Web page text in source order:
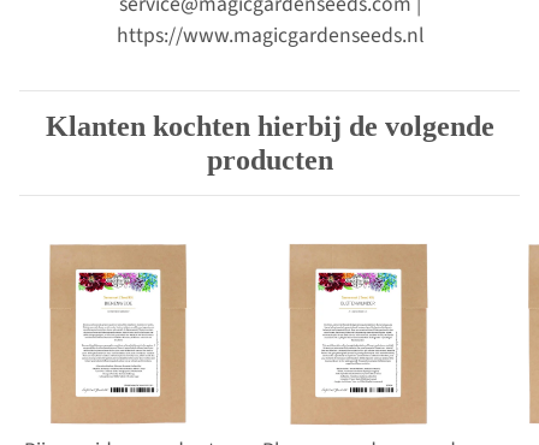
https://www.magicgardenseeds.nl
Klanten kochten hierbij de volgende
producten